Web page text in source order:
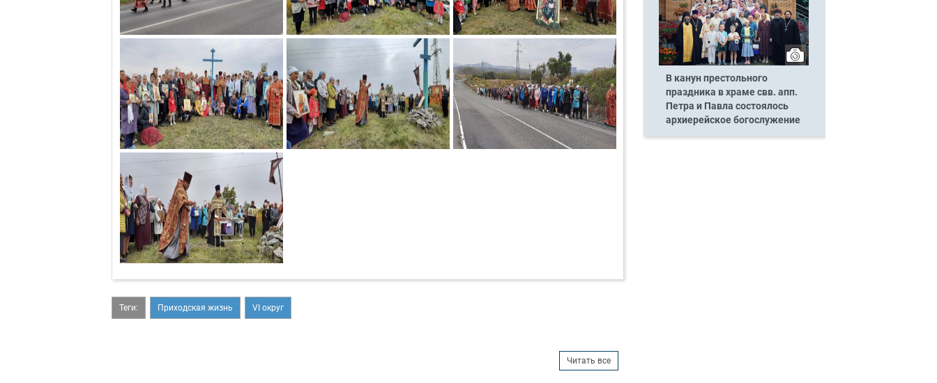
Теги: Приходская жизнь VI округ
Читать все
В канун престольного
праздника в храме свв. апп.
Петра и Павла состоялось
архиерейское богослужение